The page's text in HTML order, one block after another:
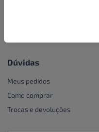
Dúvidas
Meus pedidos
Como comprar
Trocas e devoluções